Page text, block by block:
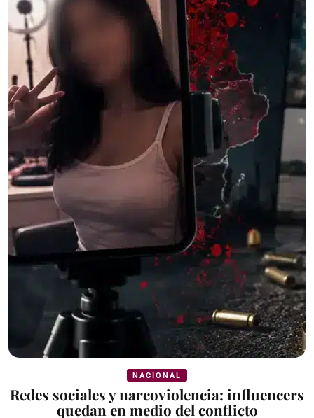
NACIONAL
Redes sociales y narcoviolencia: influencers
quedan en medio del conflicto